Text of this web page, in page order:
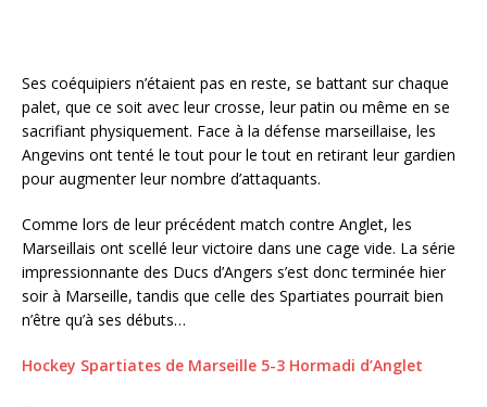
Ses coéquipiers n’étaient pas en reste, se battant sur chaque
palet, que ce soit avec leur crosse, leur patin ou même en se
sacrifiant physiquement. Face à la défense marseillaise, les
Angevins ont tenté le tout pour le tout en retirant leur gardien
pour augmenter leur nombre d’attaquants.
Comme lors de leur précédent match contre Anglet, les
Marseillais ont scellé leur victoire dans une cage vide. La série
impressionnante des Ducs d’Angers s’est donc terminée hier
soir à Marseille, tandis que celle des Spartiates pourrait bien
n’être qu’à ses débuts…
Hockey Spartiates de Marseille 5-3 Hormadi d’Anglet